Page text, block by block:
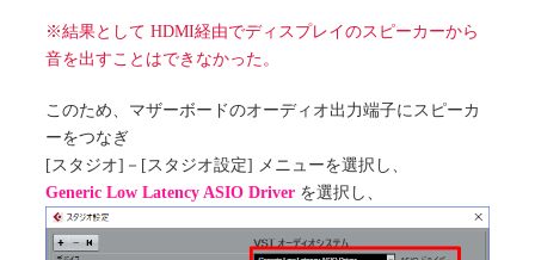
※結果として HDMI経由でディスプレイのスピーカーから
音を出すことはできなかった。
このため、マザーボードのオーディオ出力端子にスピーカ
ーをつなぎ
[スタジオ]－[スタジオ設定] メニューを選択し、
Generic Low Latency ASIO Driver を選択し、